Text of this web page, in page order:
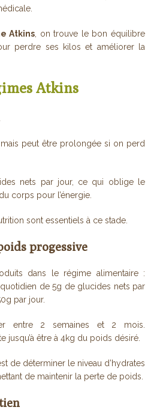
Atkins , on trouve le bon équilibre
perdre ses kilos et améliorer la
Atkins
peut être prolongée si on perd
nets par jour, ce qui oblige le
corps pour l’énergie.
sont essentiels à ce stade.
progessive
dans le régime alimentaire :
de 5g de glucides nets par
par jour.
entre 2 semaines et 2 mois.
jusqu’à être à 4kg du poids désiré.
de déterminer le niveau d’hydrates
de maintenir la perte de poids.